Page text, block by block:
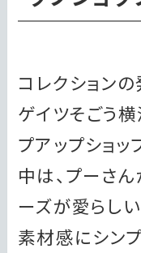
コレクション
ゲイツそごう
プアップショッ
中は、プーさ
ーズが愛らし
素材感にシン